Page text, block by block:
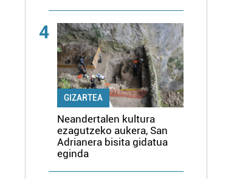
4
GIZARTEA
Neandertalen kultura
ezagutzeko aukera, San
Adrianera bisita gidatua
eginda